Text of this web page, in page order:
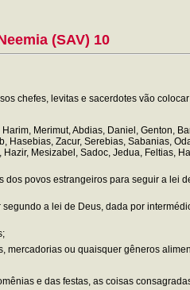
(SAV) 10
chefes, levitas e sacerdotes vão
Merimut, Abdias, Daniel, Genton,
Zacur, Serebias, Sabanias,
Mesizabel, Sadoc, Jedua, Feltias,
povos estrangeiros para seguir a
a lei de Deus, dada por
ou quaisquer gêneros
e das festas, as coisas